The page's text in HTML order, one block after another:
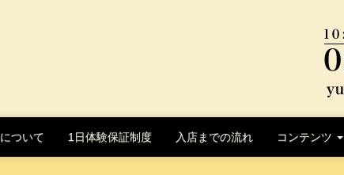
ついて 1日体験保証制度 入店までの流れ コンテンツ